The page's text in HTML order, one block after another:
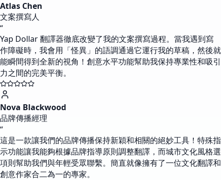
Atlas Chen
文案撰寫人
“
Yap Dollar 翻譯器徹底改變了我的文案撰寫過程。當我遇到寫
作障礙時，我會用「怪異」的語調通過它運行我的草稿，然後就
能瞬間得到全新的視角！創意水平功能幫助我保持專業性和吸引
力之間的完美平衡。
Nova Blackwood
品牌傳播經理
“
這是一款讓我們的品牌傳播保持新穎和相關的絕妙工具！特殊指
示功能讓我能夠根據品牌指導原則調整翻譯，而城市文化風格選
項則幫助我們與年輕受眾聯繫。簡直就像擁有了一位文化翻譯和
創意作家合二為一的專家。